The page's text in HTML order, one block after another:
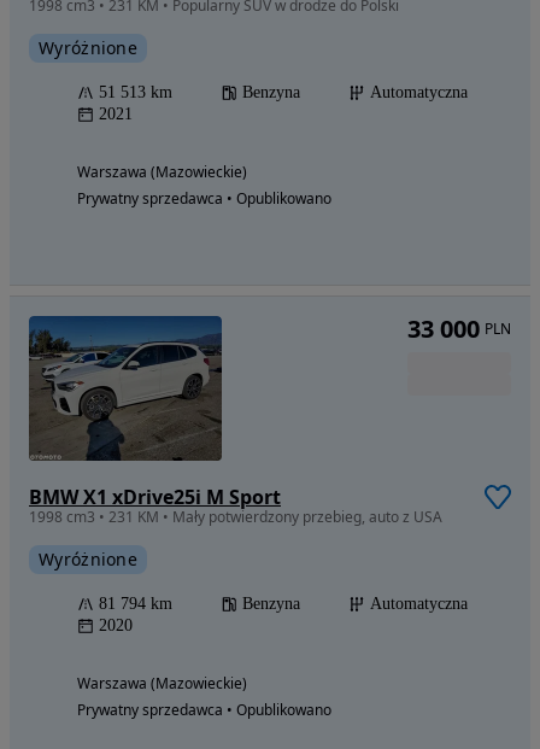
1998 cm3 • 231 KM • Popularny SUV w drodze do Polski
Wyróżnione
51 513 km Benzyna
Automatyczna
2021
Warszawa (Mazowieckie)
Prywatny sprzedawca • Opublikowano
BMW X1 xDrive25i M Sport
1998 cm3 • 231 KM • Mały potwierdzony przebieg, auto z USA
Wyróżnione
81 794 km Benzyna
Automatyczna
2020
Warszawa (Mazowieckie)
Prywatny sprzedawca • Opublikowano
33 000 PLN